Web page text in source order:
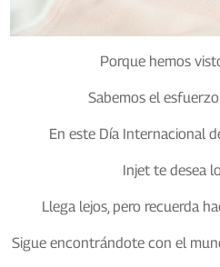
Porque hemos
Sabemos el
En este Día Internacional
Injet te desea
Llega lejos, pero recuerda
Sigue encontrándote con el